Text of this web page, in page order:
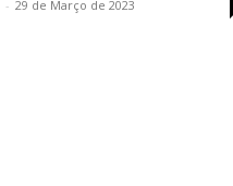
- 29 de Março de 2023